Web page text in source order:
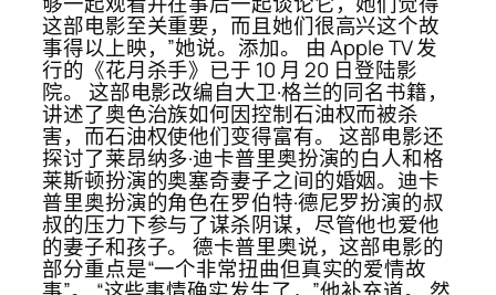
这部电影至关重要，而且她们很高兴这个故
事得以上映，”她说。添加。 由 Apple TV 发
行的《花月杀手》已于 10 月 20 日登陆影
院。 这部电影改编自大卫·格兰的同名书籍，
讲述了奥色治族如何因控制石油权而被杀
害，而石油权使他们变得富有。 这部电影还
探讨了莱昂纳多·迪卡普里奥扮演的白人和格
莱斯顿扮演的奥塞奇妻子之间的婚姻。迪卡
普里奥扮演的角色在罗伯特·德尼罗扮演的叔
叔的压力下参与了谋杀阴谋，尽管他也爱他
的妻子和孩子。 德卡普里奥说，这部电影的
部分重点是“一个非常扭曲但真实的爱情故